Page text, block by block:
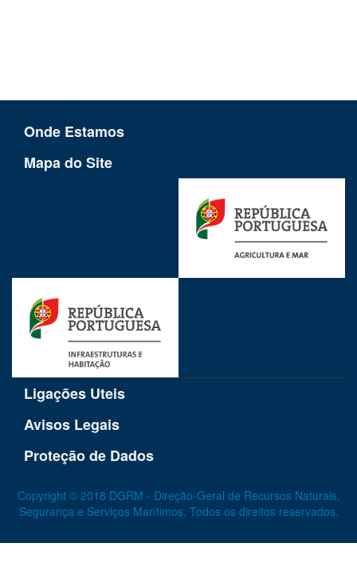
Onde Estamos
Mapa do Site
Ligações Uteis
Avisos Legais
Proteção de Dados
Copyright © 2018 DGRM - Direção-Geral de Recursos Naturais,
Segurança e Serviços Marítimos. Todos os direitos reservados.